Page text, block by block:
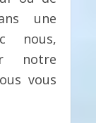
une
nous,
notre
vous